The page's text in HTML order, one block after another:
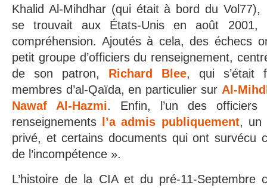
Khalid Al-Mihdhar (qui était à bord du Vol77),
se trouvait aux États-Unis en août 2001,
compréhension. Ajoutés à cela, des échecs
petit groupe d’officiers du renseignement,
de son patron, Richard Blee, qui s’était
membres d’al-Qaïda, en particulier sur Al-
Nawaf Al-Hazmi. Enfin, l’un des officiers
renseignements
l’a admis publiquement, un
privé, et certains documents qui ont survécu
de l’incompétence ».
L’histoire de la CIA et du pré-11-Septembre